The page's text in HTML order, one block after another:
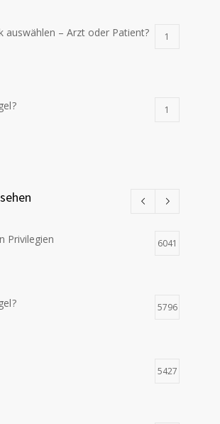
auswählen – Arzt oder Patient?
1
? 1
Privilegien 6041
? 5796
5427